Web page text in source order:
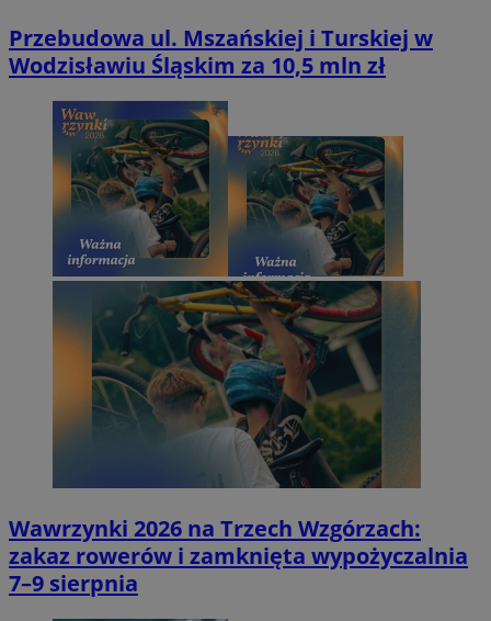
Przebudowa ul. Mszańskiej i Turskiej w
Wodzisławiu Śląskim za 10,5 mln zł
Wawrzynki 2026 na Trzech Wzgórzach:
zakaz rowerów i zamknięta wypożyczalnia
7–9 sierpnia